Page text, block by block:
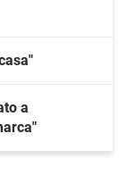
a